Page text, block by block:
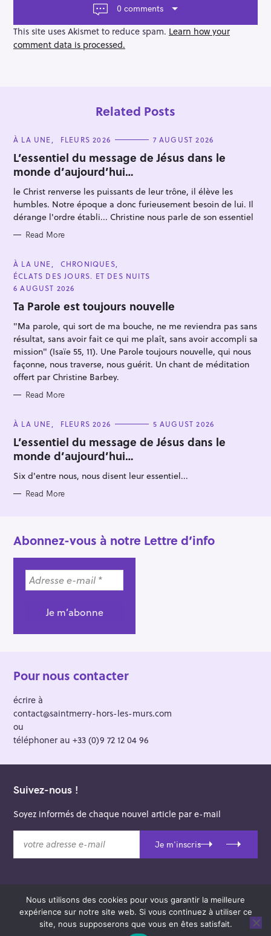
g
a
t
0 comments
This site uses Akismet to reduce spam. Learn how your
comment data is processed.
Related Posts
C
T
E
G
O
R
I
E
S
À LA UNE FLEURS 2026 7 AUGUST 2026
L’essentiel du message de Jésus dans le
monde d’aujourd’hui…
le Christ renverse les puissants de leur trône, il élève les
humbles. Notre époque a donc furieusement besoin de lui. Il
dérange l'ordre établi... Christine nous parle de son essentiel
Read More
C
A
T
E
G
O
R
E
À LA UNE
CHRONIQUES
ÉCLATS DES JOURS. ET DES NUITS
6 AUGUST 2026
Ta Parole est toujours nouvelle
"Ma parole, qui sort de ma bouche, ne me reviendra pas sans
résultat, sans avoir fait ce qui me plaît, sans avoir accompli sa
mission" (Isaïe 55, 11). Une Parole toujours nouvelle, qui nous
façonne, nous traverse, nous guérit. Un chant de méditation
offert par Christine Barbey.
Read More
C
T
E
G
O
R
I
S
À LA UNE FLEURS 2026 5 AUGUST 2026
L’essentiel du message de Jésus dans le
monde d’aujourd’hui…
Six d'entre nous, nous disent leur essentiel...
Read More
Abonnez-vous à notre Lettre d’info
Pour nous contacter
écrire à
contact@saintmerry-hors-les-murs.com
ou
téléphoner au +33 (0)9 72 12 04 96
Suivez-nous !
Soyez informés de chaque nouvel article par e-mail
t
Je m'inscris
© 2026 Saint-Merry Hors-les-Murs.
Theme: Felt byPixelgrade.
S
a
r
c
h
f
o
r
:
Nous utilisons des cookies pour vous garantir la meilleure
expérience sur notre site web. Si vous continuez à utiliser ce
site, nous supposerons que vous en êtes satisfait.